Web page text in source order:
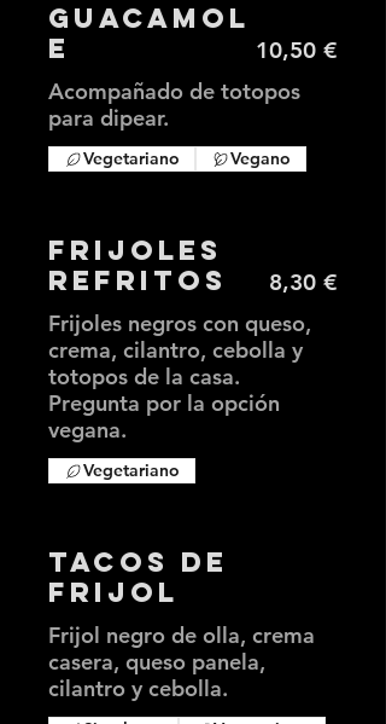
Guacamol
e
Acompañado de totopos
para dipear.
10,50 €
Vegetariano Vegano
Frijoles
Refritos
Frijoles negros con queso,
crema, cilantro, cebolla y
totopos de la casa.
Pregunta por la opción
vegana.
8,30 €
Vegetariano
Tacos de
Frijol
Frijol negro de olla, crema
casera, queso panela,
cilantro y cebolla.